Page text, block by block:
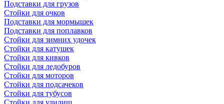
Подставки для грузов
Стойки для очков
Подставки для мормышек
Подставки для поплавков
Стойки для зимних удочек
Стойки для катушек
Стойки для кивков
Стойки для ледобуров
Стойки для моторов
Стойки для подсачеков
Стойки для тубусов
Стойки для удилищ